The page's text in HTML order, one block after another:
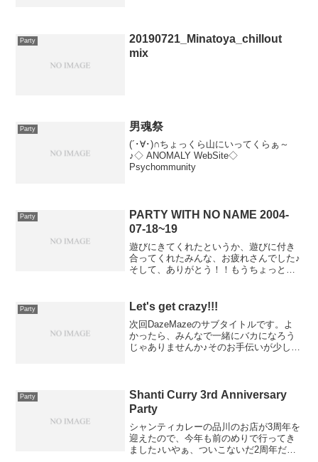
Party
20190721_Minatoya_chillout
mix
Party 男魂祭
(´･∀･)∩ちょっくら山にいってくらぁ～
♪◇ ANOMALY WebSite◇
Psychommunity
Party
PARTY WITH NO NAME 2004-
07-18~19
遊びにきてくれたというか、遊びに付き
合ってくれたみんな、お疲れさんでした♪
そして、ありがとう！！もうちょっとま
Party Let's get crazy!!!
次回DazeMazeのサブタイトルです。よ
かったら、みんなで一緒にバカになろう
じゃありませんか♪そのお手伝いが少しで
Party
Shanti Curry 3rd Anniversary
Party
シャンティカレーの品川のお店が3周年を
迎えたので、今年も前のめりで行ってき
ました♪いやぁ、ついこないだ2周年だっ